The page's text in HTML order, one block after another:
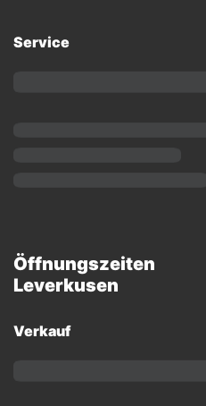
Service
Öffnungszeiten
Leverkusen
Verkauf